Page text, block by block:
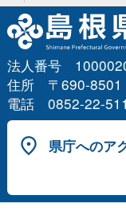
法人番号
住所 〒690-8501
電話 0852-22-
県庁へのア